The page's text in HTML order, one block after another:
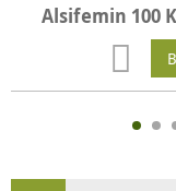
Alsifemin 100